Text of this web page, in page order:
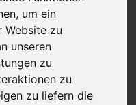
, um ein
Website zu
unseren
zu
zu
zu liefern die